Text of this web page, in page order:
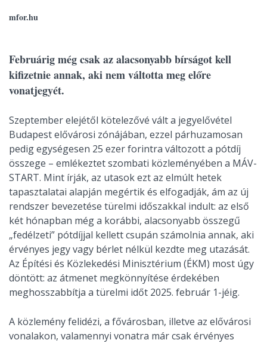
mfor.hu
Februárig még csak az alacsonyabb bírságot kell
kifizetnie annak, aki nem váltotta meg előre
vonatjegyét.
Szeptember elejétől kötelezővé vált a jegyelővétel
Budapest elővárosi zónájában, ezzel párhuzamosan
pedig egységesen 25 ezer forintra változott a pótdíj
összege – emlékeztet szombati közleményében a MÁV-
START. Mint írják, az utasok ezt az elmúlt hetek
tapasztalatai alapján megértik és elfogadják, ám az új
rendszer bevezetése türelmi időszakkal indult: az első
két hónapban még a korábbi, alacsonyabb összegű
„fedélzeti” pótdíjjal kellett csupán számolnia annak, aki
érvényes jegy vagy bérlet nélkül kezdte meg utazását.
Az Építési és Közlekedési Minisztérium (ÉKM) most úgy
döntött: az átmenet megkönnyítése érdekében
meghosszabbítja a türelmi időt 2025. február 1-jéig.
A közlemény felidézi, a fővárosban, illetve az elővárosi
vonalakon, valamennyi vonatra már csak érvényes